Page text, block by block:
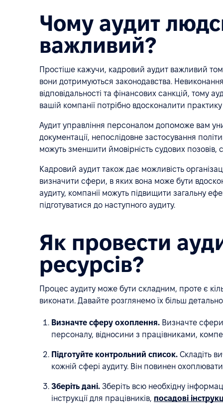
Чому аудит
важливий?
Простіше кажучи, кадровий аудит важливий
вони дотримуються законодавства.
відповідальності та фінансових санкцій, тому
вашій компанії потрібно вдосконалити
Аудит управління персоналом допоможе вам
документації, непослідовне застосування
можуть зменшити ймовірність судових позовів,
Кадровий аудит також дає можливість
визначити сфери, в яких вона може бути
аудиту, компанії можуть підвищити загальну
підготуватися до наступного аудиту.
Як провести
ресурсів?
Процес аудиту може бути складним, проте є
виконати. Давайте розглянемо їх більш
Визначте сферу охоплення. Визначте
персоналу, відносини з працівниками,
Підготуйте контрольний список. Складіть
кожній сфері аудиту. Він повинен охоплювати
Зберіть дані. Зберіть всю необхідну
інструкції для працівників, посадові